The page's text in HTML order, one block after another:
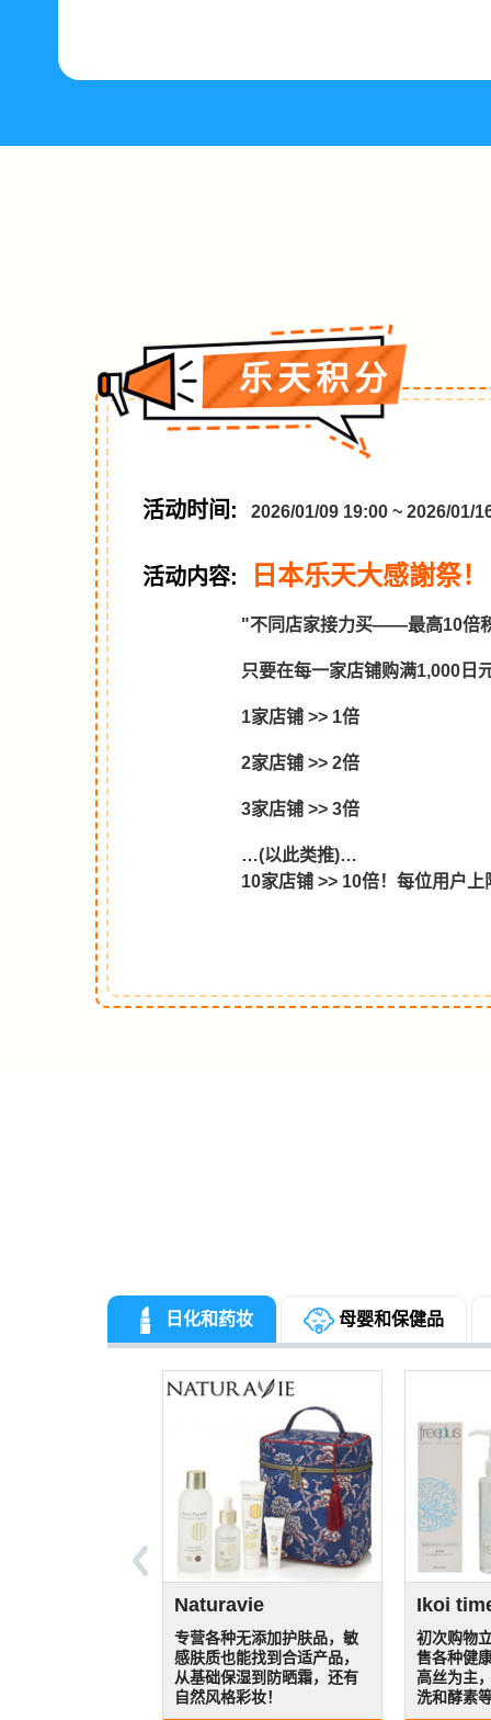
乐天积分
活动时间: 2026/01/09 19:00 ~ 2026/01/
活动内容: 日本乐天大感謝祭
"不同店家接力买——最高10倍
只要在每一家店铺购满1,000日
1家店铺 >> 1倍
2家店铺 >> 2倍
3家店铺 >> 3倍
…(以此类推)…
10家店铺 >> 10倍！每位用户
日化和药妆 母婴和保健品
Naturavie
专营各种无添加护肤品，敏
感肤质也能找到合适产品，
从基础保湿到防晒霜，还有
自然风格彩妆！
Ikoi
初次购物
售各种健
高丝为主
洗和酵素
Pockybear
超可爱童装店铺！除了
MIKIHOUSE系列，还有小朋
友的书包和雨鞋等配饰，经
常有半价，上新很快！
Vicweb
有儿童餐
他儿童生
Charm
十年口碑老店，销售各种宠
物食品保健品和宠物生活用
品，为家中爱宠提供高品质
生活。
虎牌
虎牌官方
除了保温
煲，便当
格颜值都
Eagle eye
日本乐天人气生活用品和家
用电器专卖，多达44万种商
品，品质保证，价格实惠！
生活家电
饭煲、美
还有专业
Foot time
日本乐天金牌店铺，品类齐
全的鞋履专卖店，不仅有运
动鞋品牌，还有UGG，踢不
烂，马丁靴等品牌。
户外运动
高尔夫、
徒步等都
备，十分
SAMANTHA
THAVASA
日本著名时尚轻奢箱包品牌
SAMANTHA官方店铺，正品
保证，款式全，上新快！
E-
高人气森
W-
翻倍活动
看！
TSUJIMOTO coffee
咖啡专卖店，选取优质咖啡
豆新鲜烘焙制成，工厂直
送，多种口味，更有方便的
挂耳式咖啡。
北海道
专营北海
新鲜发货
亭、
人、柳月